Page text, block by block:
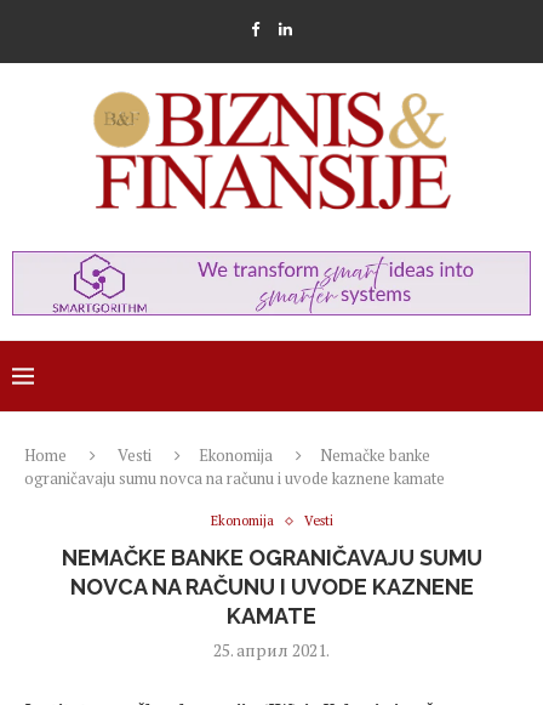
Home Vesti Ekonomija
Nemačke banke
ograničavaju sumu novca na računu i uvode kaznene kamate
Ekonomija Vesti
NEMAČKE BANKE OGRANIČAVAJU SUMU
NOVCA NA RAČUNU I UVODE KAZNENE
KAMATE
25. април 2021.